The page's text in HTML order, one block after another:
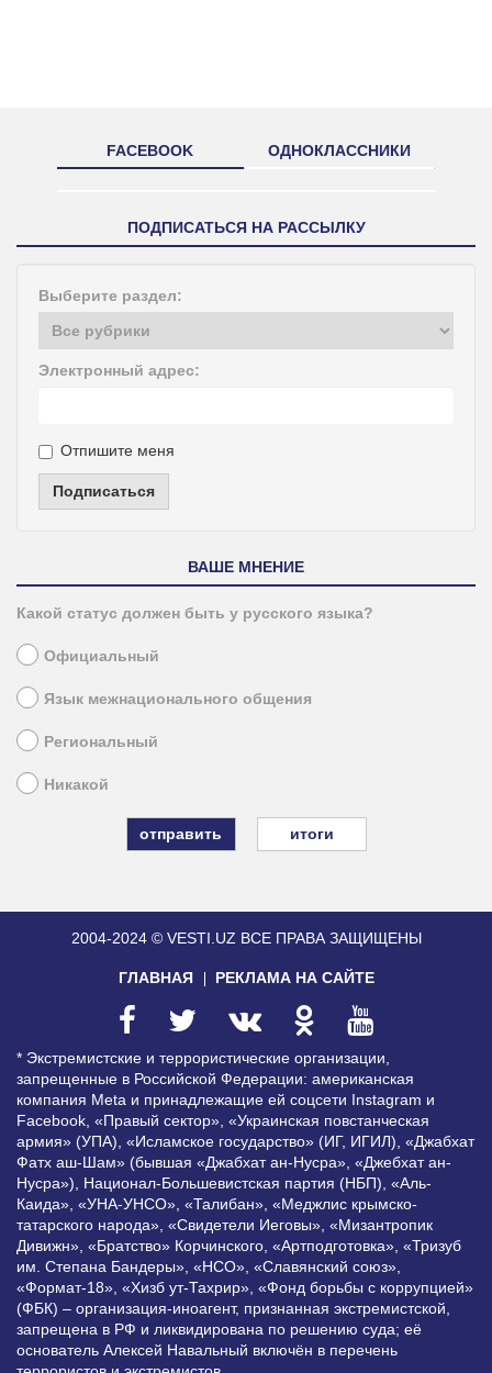
FACEBOOK ОДНОКЛАССНИКИ
ПОДПИСАТЬСЯ НА РАССЫЛКУ
Выберите раздел:
Электронный адрес:
Отпишите меня
Подписаться
ВАШЕ МНЕНИЕ
Какой статус должен быть у русского языка?
Официальный
Язык межнационального общения
Региональный
Никакой
итоги
2004-2024 © VESTI.UZ ВСЕ ПРАВА ЗАЩИЩЕНЫ
ГЛАВНАЯ РЕКЛАМА НА САЙТЕ
* Экстремистские и террористические организации,
запрещенные в Российской Федерации: американская
компания Meta и принадлежащие ей соцсети Instagram и
Facebook, «Правый сектор», «Украинская повстанческая
армия» (УПА), «Исламское государство» (ИГ, ИГИЛ), «Джабхат
Фатх аш-Шам» (бывшая «Джабхат ан-Нусра», «Джебхат ан-
Нусра»), Национал-Большевистская партия (НБП), «Аль-
Каида», «УНА-УНСО», «Талибан», «Меджлис крымско-
татарского народа», «Свидетели Иеговы», «Мизантропик
Дивижн», «Братство» Корчинского, «Артподготовка», «Тризуб
им. Степана Бандеры», «НСО», «Славянский союз»,
«Формат-18», «Хизб ут-Тахрир», «Фонд борьбы с коррупцией»
(ФБК) – организация-иноагент, признанная экстремистской,
запрещена в РФ и ликвидирована по решению суда; её
основатель Алексей Навальный включён в перечень